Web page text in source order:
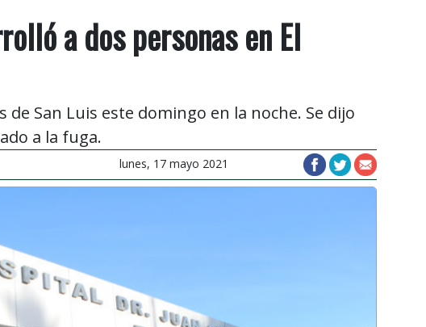
a dos personas en El
de San Luis este domingo en la noche. Se dijo
a la fuga.
lunes, 17 mayo 2021